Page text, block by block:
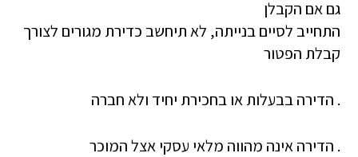
גם אם הקבלן
התחייב לסיים בנייתה, לא תיחשב כדירת מגורים לצורך
קבלת הפטור
. הדירה בבעלות או בחכירת יחיד ולא חברה
. הדירה אינה מהווה מלאי עסקי אצל המוכר